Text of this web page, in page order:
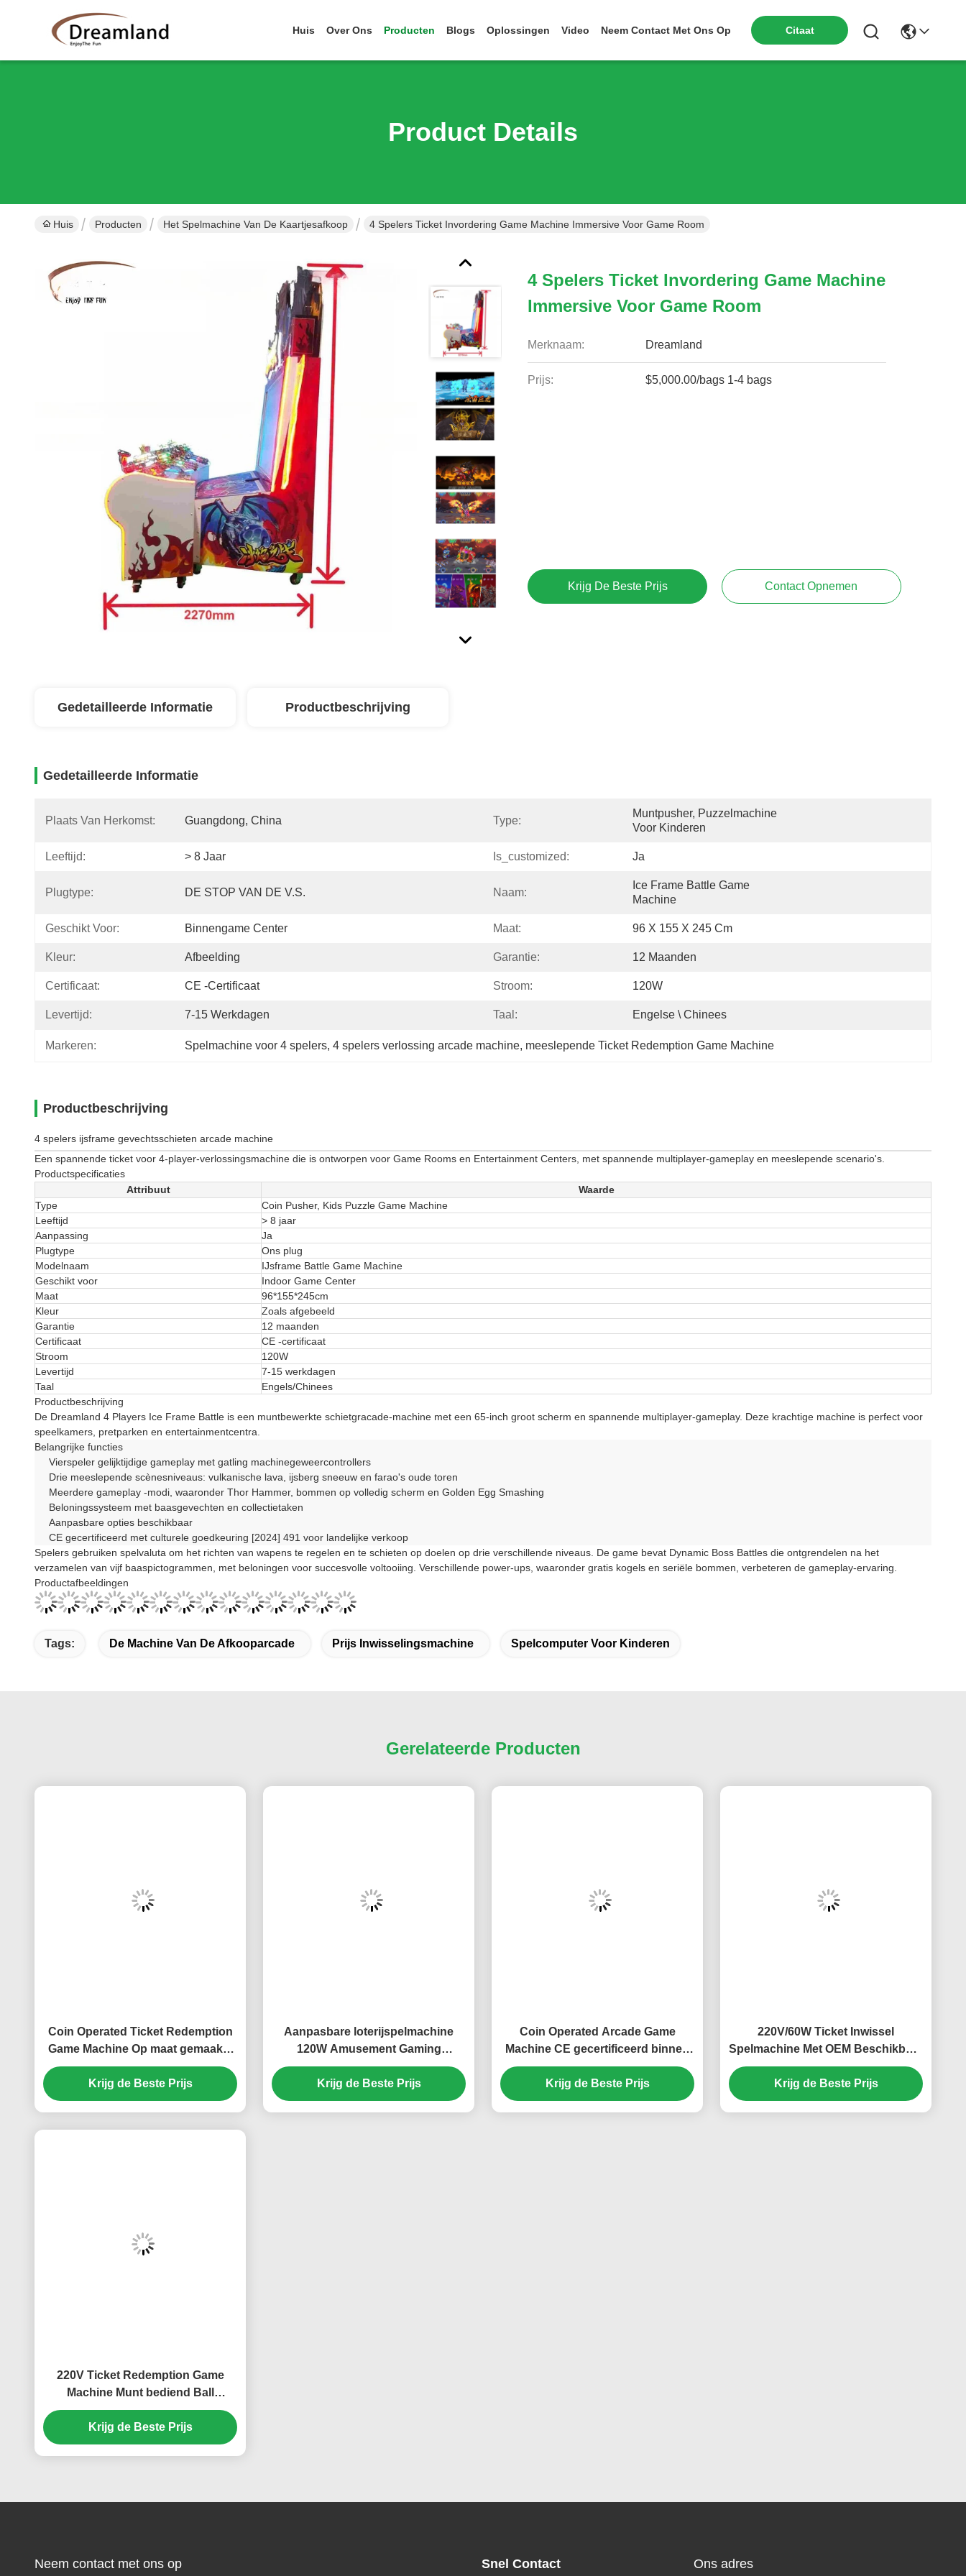
Huis Over Ons Producten Blogs Oplossingen Video Neem Contact Met Ons Op Citaat
Product Details
Huis Producten Het Spelmachine Van De Kaartjesafkoop 4 Spelers Ticket Invordering Game Machine Immersive Voor Game Room
4 Spelers Ticket Invordering Game Machine
Immersive Voor Game Room
Merknaam: Dreamland
Prijs: $5,000.00/bags 1-4 bags
Krijg De Beste Prijs Contact Opnemen
Gedetailleerde Informatie Productbeschrijving
Gedetailleerde Informatie
Plaats Van Herkomst: Guangdong, China Type:
Muntpusher, Puzzelmachine
Voor Kinderen
Leeftijd: > 8 Jaar Is_customized: Ja
Plugtype: DE STOP VAN DE V.S. Naam:
Ice Frame Battle Game
Machine
Geschikt Voor: Binnengame Center Maat: 96 X 155 X 245 Cm
Kleur: Afbeelding Garantie: 12 Maanden
Certificaat: CE -certificaat Stroom: 120W
Levertijd: 7-15 Werkdagen Taal: Engelse \ Chinees
Markeren: Spelmachine voor 4 spelers, 4 spelers verlossing arcade machine, meeslepende Ticket Redemption Game Machine
Productbeschrijving
4 spelers ijsframe gevechtsschieten arcade machine
Een spannende ticket voor 4-player-verlossingsmachine die is ontworpen voor Game Rooms en Entertainment Centers, met spannende multiplayer-gameplay en meeslepende scenario's.
Productspecificaties
Attribuut
Waarde
Type
Coin Pusher, Kids Puzzle Game Machine
Leeftijd
> 8 jaar
Aanpassing
Ja
Plugtype
Ons plug
Modelnaam
IJsframe Battle Game Machine
Geschikt voor
Indoor Game Center
Maat
96*155*245cm
Kleur
Zoals afgebeeld
Garantie
12 maanden
Certificaat
CE -certificaat
Stroom
120W
Levertijd
7-15 werkdagen
Taal
Engels/Chinees
Productbeschrijving
De Dreamland 4 Players Ice Frame Battle is een muntbewerkte schietgracade-machine met een 65-inch groot scherm en spannende multiplayer-gameplay. Deze krachtige machine is perfect voor
speelkamers, pretparken en entertainmentcentra.
Belangrijke functies
Vierspeler gelijktijdige gameplay met gatling machinegeweercontrollers
Drie meeslepende scènesniveaus: vulkanische lava, ijsberg sneeuw en farao's oude toren
Meerdere gameplay -modi, waaronder Thor Hammer, bommen op volledig scherm en Golden Egg Smashing
Beloningssysteem met baasgevechten en collectietaken
Aanpasbare opties beschikbaar
CE gecertificeerd met culturele goedkeuring [2024] 491 voor landelijke verkoop
Spelers gebruiken spelvaluta om het richten van wapens te regelen en te schieten op doelen op drie verschillende niveaus. De game bevat Dynamic Boss Battles die ontgrendelen na het
verzamelen van vijf baaspictogrammen, met beloningen voor succesvolle voltooiing. Verschillende power-ups, waaronder gratis kogels en seriële bommen, verbeteren de gameplay-ervaring.
Productafbeeldingen
Tags: De Machine Van De Afkooparcade Prijs Inwisselingsmachine Spelcomputer Voor Kinderen
Gerelateerde Producten
Coin Operated Ticket Redemption
Game Machine Op maat gemaakte
ondersteuning ODM OEM
Krijg de Beste Prijs
Aanpasbare loterijspelmachine
120W Amusement Gaming
Machines
Krijg de Beste Prijs
Coin Operated Arcade Game
Machine CE gecertificeerd binnen
met dubbele hamer
Krijg de Beste Prijs
220V/60W Ticket Inwissel
Spelmachine Met OEM Beschikbaar
300kg
Krijg de Beste Prijs
220V Ticket Redemption Game
Machine Munt bediend Ball
Monster Game
Krijg de Beste Prijs
Neem contact met ons op Snel Contact Ons adres